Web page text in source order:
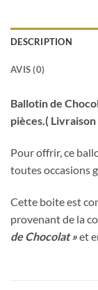
DESCRIPTION
AVIS (0)
Ballotin de
pièces.(
Pour offrir, ce
toutes occasions
Cette boite est
provenant de la
de Chocolat »et